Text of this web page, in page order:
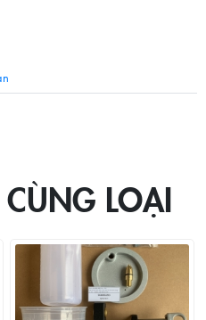
LOẠI